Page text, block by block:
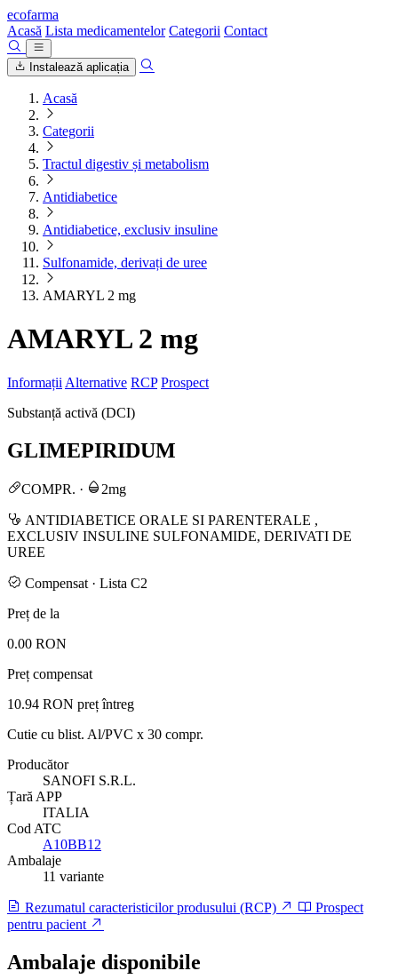
ecofarma
Acasă Lista medicamentelor Categorii Contact
Instalează aplicația
Acasă
Categorii
Tractul digestiv și metabolism
Antidiabetice
Antidiabetice, exclusiv insuline
Sulfonamide, derivați de uree
AMARYL 2 mg
AMARYL 2 mg
Informații Alternative RCP Prospect
Substanță activă (DCI)
GLIMEPIRIDUM
COMPR. · 2mg
ANTIDIABETICE ORALE SI PARENTERALE ,
EXCLUSIV INSULINE SULFONAMIDE, DERIVATI DE
UREE
Compensat · Lista C2
Preț de la
0.00 RON
Preț compensat
10.94 RON preț întreg
Cutie cu blist. Al/PVC x 30 compr.
Producător
SANOFI S.R.L.
Țară APP
ITALIA
Cod ATC
A10BB12
Ambalaje
11 variante
Rezumatul caracteristicilor produsului (RCP)
Prospect
pentru pacient
Ambalaje disponibile